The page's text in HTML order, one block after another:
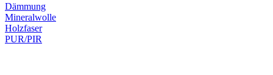
Dämmung
Mineralwolle
Holzfaser
PUR/PIR